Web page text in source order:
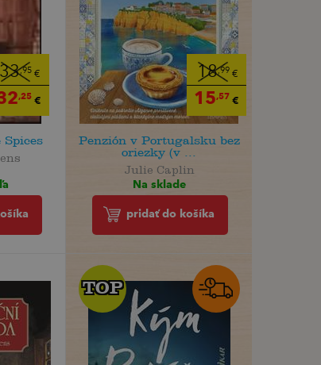
33,95 €
,25 €
18,99 €
15,57 €
Penzión v Portugalsku bez
oriezky (v ...
Julie Caplin
Na sklade
pridať do košíka
TOP
TOP